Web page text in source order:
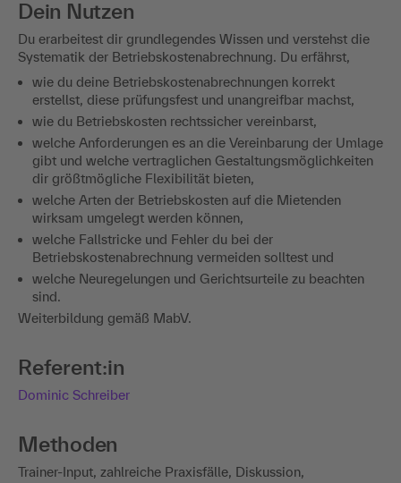
Dein Nutzen
Du erarbeitest dir grundlegendes Wissen und verstehst die
Systematik der Betriebskostenabrechnung. Du erfährst,
wie du deine Betriebskostenabrechnungen korrekt
erstellst, diese prüfungsfest und unangreifbar machst,
wie du Betriebskosten rechtssicher vereinbarst,
welche Anforderungen es an die Vereinbarung der Umlage
gibt und welche vertraglichen Gestaltungsmöglichkeiten
dir größtmögliche Flexibilität bieten,
welche Arten der Betriebskosten auf die Mietenden
wirksam umgelegt werden können,
welche Fallstricke und Fehler du bei der
Betriebskostenabrechnung vermeiden solltest und
welche Neuregelungen und Gerichtsurteile zu beachten
sind.
Weiterbildung gemäß MabV.
Referent:in
Dominic Schreiber
Methoden
Trainer-Input, zahlreiche Praxisfälle, Diskussion,